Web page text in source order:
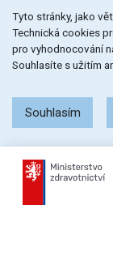
na
menu
na
obsah
na
patičku
stránky
Tyto stránky, jako
Technická cookies
pro vyhodnocování
Souhlasíte s užitím
Souhlasím